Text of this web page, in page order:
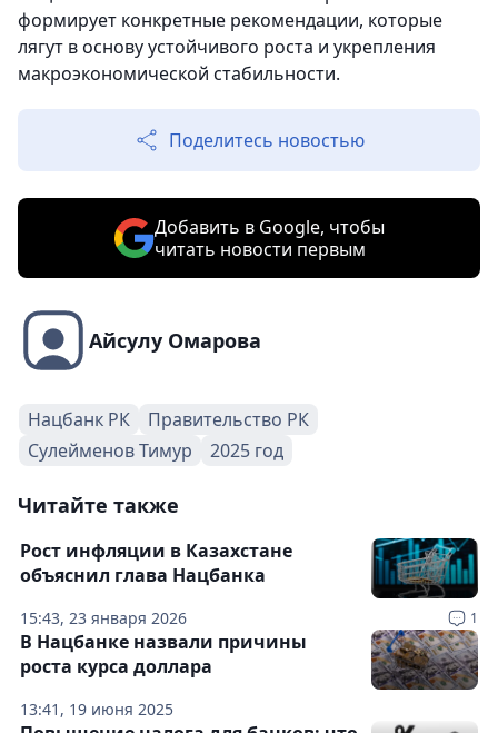
формирует конкретные рекомендации, которые
лягут в основу устойчивого роста и укрепления
макроэкономической стабильности.
Поделитесь новостью
Добавить в Google, чтобы
читать новости первым
Айсулу Омарова
Нацбанк РК
Правительство РК
Сулейменов Тимур
2025 год
Читайте также
15:43, 23 января 2026 1
Рост инфляции в Казахстане
объяснил глава Нацбанка
13:41, 19 июня 2025
В Нацбанке назвали причины
роста курса доллара